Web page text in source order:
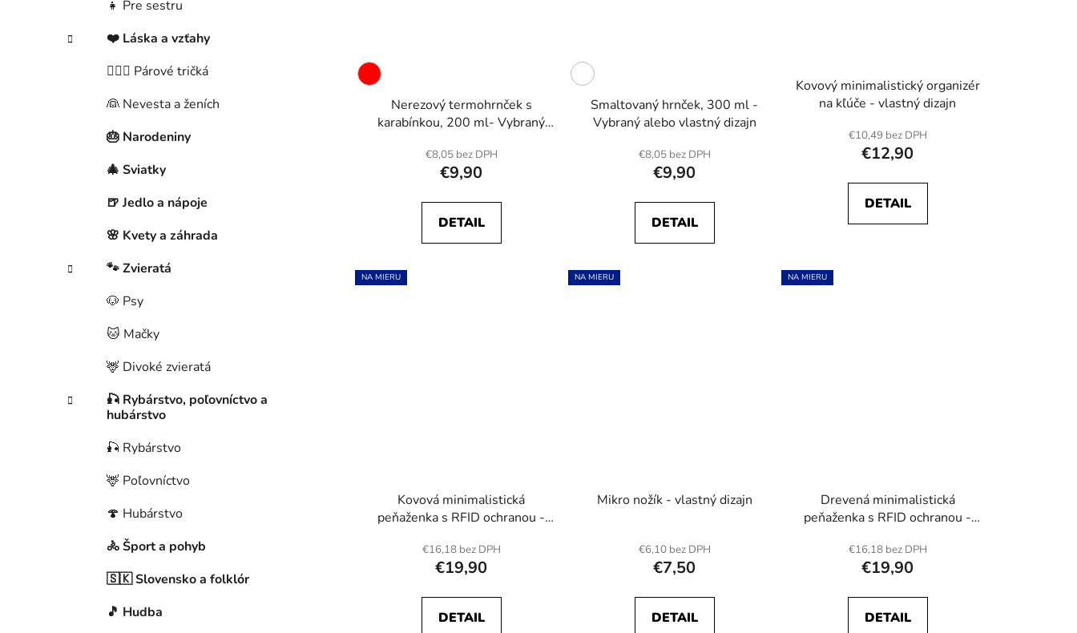
👧 Pre sestru
❤️ Láska a vzťahy
👩‍❤️‍👨 Párové tričká
👰 Nevesta a ženích
🎂 Narodeniny
🎄 Sviatky
🍺 Jedlo a nápoje
🌸 Kvety a záhrada
🐾 Zvieratá
🐶 Psy
🐱 Mačky
🦌 Divoké zvieratá
🎣 Rybárstvo, poľovníctvo a
hubárstvo
🎣 Rybárstvo
🦌 Poľovníctvo
🍄 Hubárstvo
🚴 Šport a pohyb
🇸🇰 Slovensko a folklór
🎵 Hudba
Nerezový termohrnček s
karabínkou, 200 ml- Vybraný
€8,05 bez DPH
€9,90
DETAIL
Smaltovaný hrnček, 300 ml -
Vybraný alebo vlastný dizajn
€8,05 bez DPH
€9,90
DETAIL
Kovový minimalistický organizér
na kľúče - vlastný dizajn
€10,49 bez DPH
€12,90
DETAIL
NA MIERU
Kovová minimalistická
peňaženka s RFID ochranou -
€16,18 bez DPH
€19,90
DETAIL
NA MIERU
Mikro nožík - vlastný dizajn
€6,10 bez DPH
€7,50
DETAIL
NA MIERU
Drevená minimalistická
peňaženka s RFID ochranou -
€16,18 bez DPH
€19,90
DETAIL